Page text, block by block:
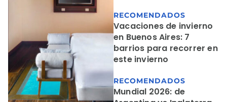
RECOMENDADOS
Vacaciones de invierno
en Buenos Aires: 7
barrios para recorrer en
este invierno
RECOMENDADOS
Mundial 2026: de